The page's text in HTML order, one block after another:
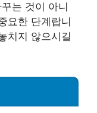
는 것이 아니
요한 단계랍니
치지 않으시길